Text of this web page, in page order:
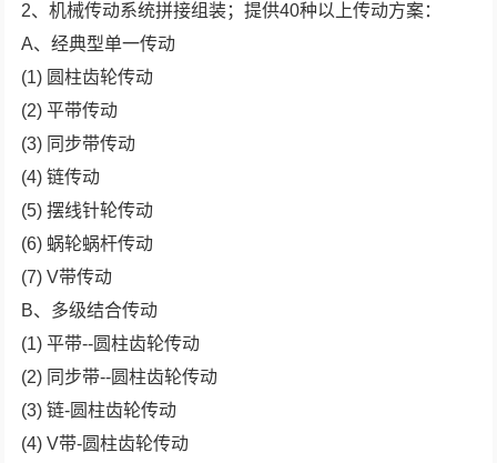
2、机械传动系统拼接组装；提供40种以上传动方案：
A、经典型单一传动
(1) 圆柱齿轮传动
(2) 平带传动
(3) 同步带传动
(4) 链传动
(5) 摆线针轮传动
(6) 蜗轮蜗杆传动
(7) V带传动
B、多级结合传动
(1) 平带--圆柱齿轮传动
(2) 同步带--圆柱齿轮传动
(3) 链-圆柱齿轮传动
(4) V带-圆柱齿轮传动